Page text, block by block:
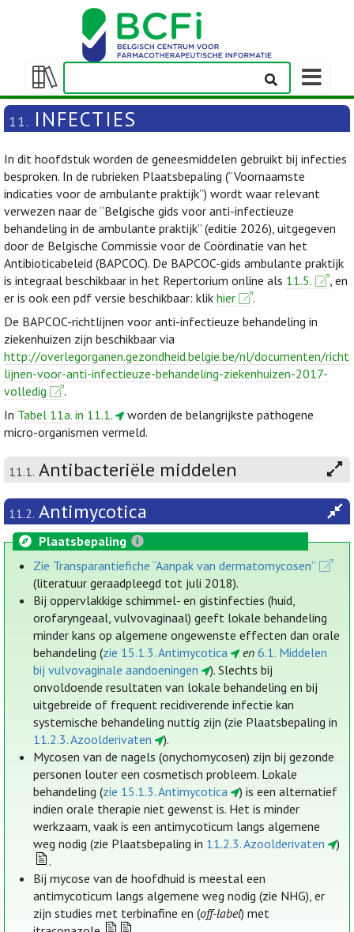
Weergeven/verbergen
inhoudstafel
11. INFECTIES
In dit hoofdstuk worden de geneesmiddelen gebruikt bij infecties
besproken. In de rubrieken Plaatsbepaling (“Voornaamste
indicaties voor de ambulante praktijk”) wordt waar relevant
verwezen naar de “Belgische gids voor anti-infectieuze
behandeling in de ambulante praktijk” (editie 2026), uitgegeven
door de Belgische Commissie voor de Coördinatie van het
Antibioticabeleid (BAPCOC). De BAPCOC-gids ambulante praktijk
is integraal beschikbaar in het Repertorium online als 11.5.
, en
er is ook een pdf versie beschikbaar: klik hier
.
De BAPCOC-richtlijnen voor anti-infectieuze behandeling in
ziekenhuizen zijn beschikbaar via
http://overlegorganen.gezondheid.belgie.be/nl/documenten/richt
lijnen-voor-anti-infectieuze-behandeling-ziekenhuizen-2017-
volledig
.
In Tabel 11a. in 11.1.
worden de belangrijkste pathogene
micro-organismen vermeld.
11.1. Antibacteriële middelen
11.2. Antimycotica
Plaatsbepaling
Zie Transparantiefiche “Aanpak van dermatomycosen”
(literatuur geraadpleegd tot juli 2018).
Bij oppervlakkige schimmel- en gistinfecties (huid,
orofaryngeaal, vulvovaginaal) geeft lokale behandeling
minder kans op algemene ongewenste effecten dan orale
behandeling (zie 15.1.3. Antimycotica en 6.1. Middelen
bij vulvovaginale aandoeningen
). Slechts bij
onvoldoende resultaten van lokale behandeling en bij
uitgebreide of frequent recidiverende infectie kan
systemische behandeling nuttig zijn (zie Plaatsbepaling in
11.2.3. Azoolderivaten
).
Mycosen van de nagels (onychomycosen) zijn bij gezonde
personen louter een cosmetisch probleem. Lokale
behandeling (zie 15.1.3. Antimycotica
) is een alternatief
indien orale therapie niet gewenst is. Het is minder
werkzaam, vaak is een antimycoticum langs algemene
weg nodig (zie Plaatsbepaling in 11.2.3. Azoolderivaten
)
.
Bij mycose van de hoofdhuid is meestal een
antimycoticum langs algemene weg nodig (zie NHG), er
zijn studies met terbinafine en (off-label) met